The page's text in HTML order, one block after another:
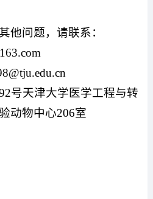
他问题，请联系：
号天津大学医学工程与转
动物中心206室